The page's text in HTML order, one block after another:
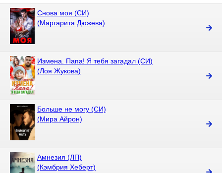
Снова моя (СИ)
(Маргарита Дюжева)
Измена. Папа! Я тебя загадал (СИ)
(Лоя Жукова)
Больше не могу (СИ)
(Мира Айрон)
Амнезия (ЛП)
(Кэмбрия Хеберт)